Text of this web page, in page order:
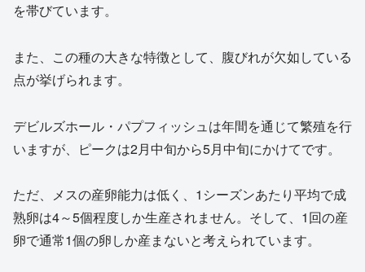
を帯びています。
また、この種の大きな特徴として、腹びれが欠如している
点が挙げられます。
デビルズホール・パプフィッシュは年間を通じて繁殖を行
いますが、ピークは2月中旬から5月中旬にかけてです。
ただ、メスの産卵能力は低く、1シーズンあたり平均で成
熟卵は4～5個程度しか生産されません。そして、1回の産
卵で通常1個の卵しか産まないと考えられています。